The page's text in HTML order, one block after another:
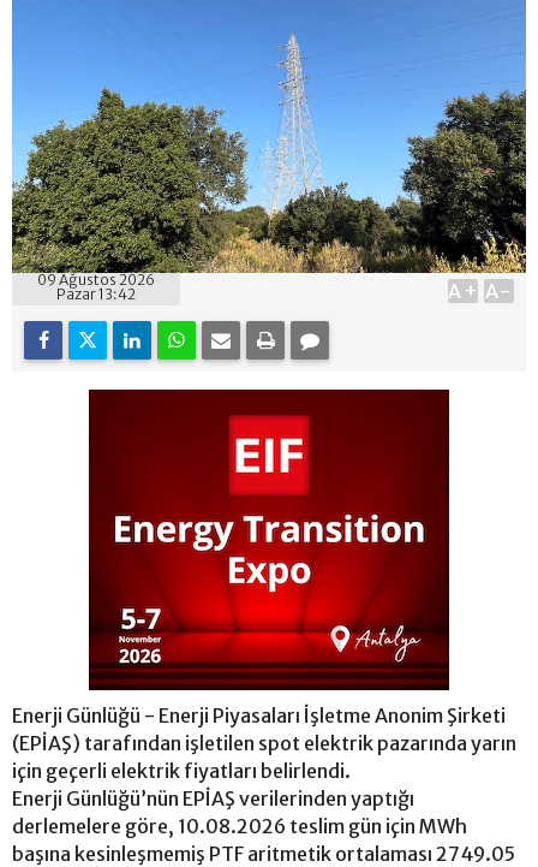
09 Ağustos 2026
Pazar 13:42
A+ A-
Enerji Günlüğü - Enerji Piyasaları İşletme Anonim Şirketi
(EPİAŞ) tarafından işletilen spot elektrik pazarında yarın
için geçerli elektrik fiyatları belirlendi.
Enerji Günlüğü’nün EPİAŞ verilerinden yaptığı
derlemelere göre, 10.08.2026 teslim gün için MWh
başına kesinleşmemiş PTF aritmetik ortalaması 2749.05